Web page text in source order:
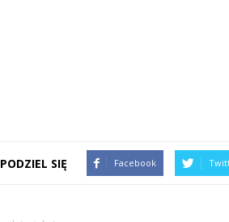
PODZIEL SIĘ Facebook